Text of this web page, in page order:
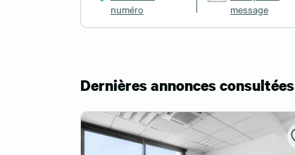
numéro
message
Dernières annonces consultées